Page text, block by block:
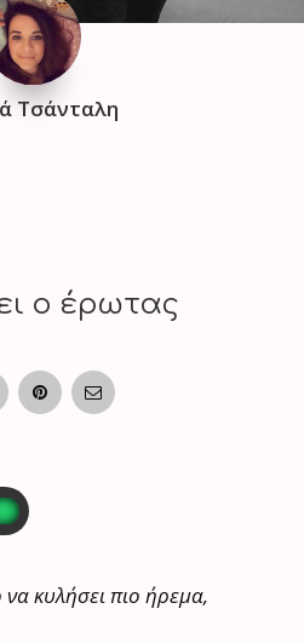
Τσάνταλη
ο έρωτας
κυλήσει πιο ήρεμα,